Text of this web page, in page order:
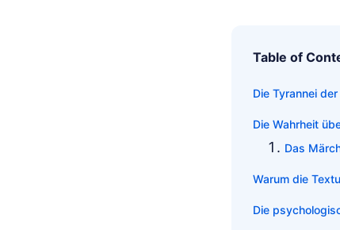
Table of
Die Tyrannei
Die Wahrheit
Das
Warum die
Die